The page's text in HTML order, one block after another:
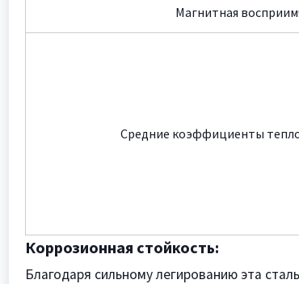
Магнитная
Средние коэффициенты
Коррозионная стойкость:
Благодаря сильному легированию эта